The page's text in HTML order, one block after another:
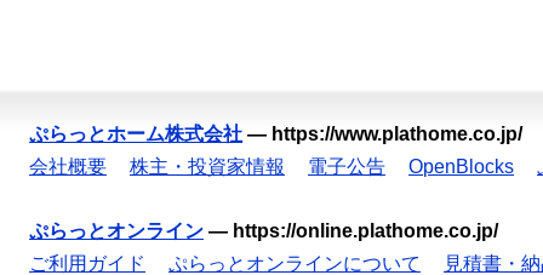
ぷらっとホーム株式会社 — https://www.plathome.co.jp/
会社概要
株主・投資家情報 電子公告 OpenBlocks
ぷらっとオンライン — https://online.plathome.co.jp/
ご利用ガイド
ぷらっとオンラインについて 見積書・